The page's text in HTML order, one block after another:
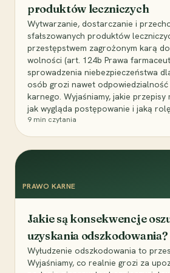
produktów leczniczych
Wytwarzanie, dostarczanie i
sfałszowanych produktów
przestępstwem zagrożonym karą
wolności (art. 124b Prawa
sprowadzenia niebezpieczeństwa
osób grozi nawet
karnego. Wyjaśniamy, jakie
jak wygląda postępowanie i jaką
9 min czytania
PRAWO KARNE
Jakie są konsekwencje
uzyskania odszkodowania?
Wyłudzenie odszkodowania to
Wyjaśniamy, co realnie grozi za